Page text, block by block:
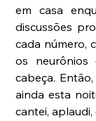
em casa
discussões
cada número,
os neurônios
cabeça.
ainda esta
cantei,